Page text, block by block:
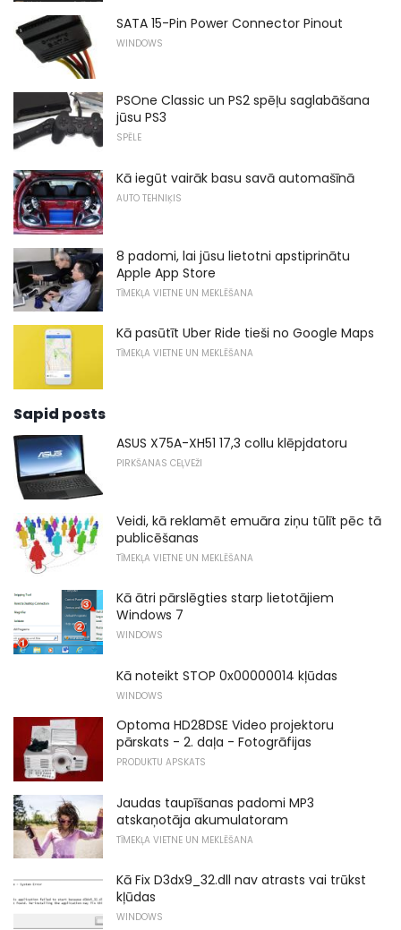
SATA 15-Pin Power Connector Pinout
WINDOWS
PSOne Classic un PS2 spēļu saglabāšana
jūsu PS3
SPĒLE
Kā iegūt vairāk basu savā automašīnā
AUTO TEHNIĶIS
8 padomi, lai jūsu lietotni apstiprinātu
Apple App Store
TĪMEKĻA VIETNE UN MEKLĒŠANA
Kā pasūtīt Uber Ride tieši no Google Maps
TĪMEKĻA VIETNE UN MEKLĒŠANA
Sapid posts
ASUS X75A-XH51 17,3 collu klēpjdatoru
PIRKŠANAS CEĻVEŽI
Veidi, kā reklamēt emuāra ziņu tūlīt pēc tā
publicēšanas
TĪMEKĻA VIETNE UN MEKLĒŠANA
Kā ātri pārslēgties starp lietotājiem
Windows 7
WINDOWS
Kā noteikt STOP 0x00000014 kļūdas
WINDOWS
Optoma HD28DSE Video projektoru
pārskats - 2. daļa - Fotogrāfijas
PRODUKTU APSKATS
Jaudas taupīšanas padomi MP3
atskaņotāja akumulatoram
TĪMEKĻA VIETNE UN MEKLĒŠANA
Kā Fix D3dx9_32.dll nav atrasts vai trūkst
kļūdas
WINDOWS